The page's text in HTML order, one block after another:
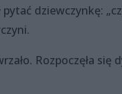
dziewczynkę:
Rozpoczęła się